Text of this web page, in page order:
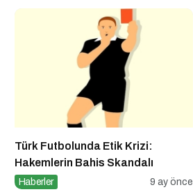
Türk Futbolunda Etik Krizi:
Hakemlerin Bahis Skandalı
Haberler 9 ay önce